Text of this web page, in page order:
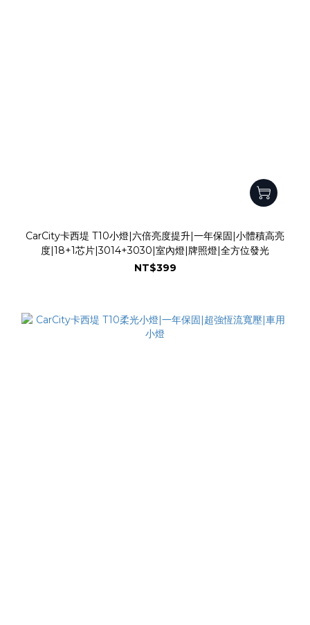
CarCity卡西堤 T10小燈|六倍亮度提升|一年保固|小體積高亮
度|18+1芯片|3014+3030|室內燈|牌照燈|全方位發光
NT$399